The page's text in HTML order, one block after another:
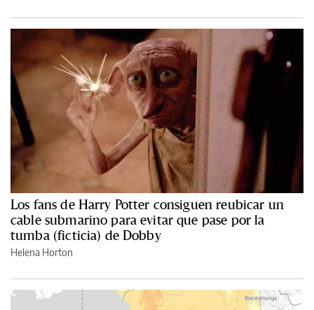
Los fans de Harry Potter consiguen reubicar un
cable submarino para evitar que pase por la
tumba (ficticia) de Dobby
Helena Horton